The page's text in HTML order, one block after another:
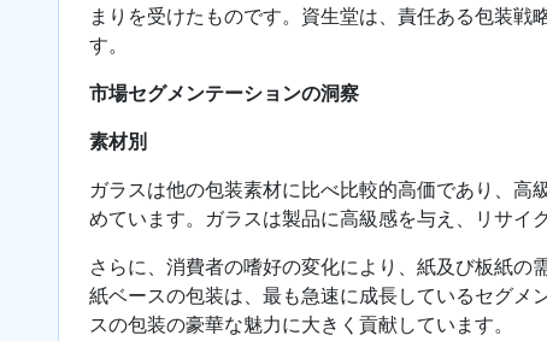
まりを受けたものです。資生堂は、責任ある包装
す。
市場セグメンテーションの洞察
素材別
ガラスは他の包装素材に比べ比較的高価であり、
めています。ガラスは製品に高級感を与え、リサイ
さらに、消費者の嗜好の変化により、紙及び板紙
紙ベースの包装は、最も急速に成長しているセグメ
スの包装の豪華な魅力に大きく貢献しています。